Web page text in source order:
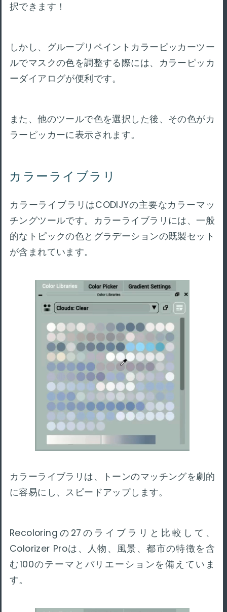
択できます！
しかし、グループリペイントカラーピッカーツー
ルでマスクの色を調整する際には、カラーピッカ
ーダイアログが便利です。
また、他のツールで色を選択した後、その色がカ
ラーピッカーに表示されます。
カラーライブラリ
カラーライブラリはCODIJYの主要なカラーマッ
チングツールです。カラーライブラリには、一般
的なトピックの色とグラデーションの既製セット
が含まれています。
カラーライブラリは、トーンのマッチングを劇的
に容易にし、スピードアップします。
Recoloringの27のライブラリと比較して、
Colorizer Proは、人物、風景、都市の特徴を含
む100のテーマとバリエーションを備えていま
す。